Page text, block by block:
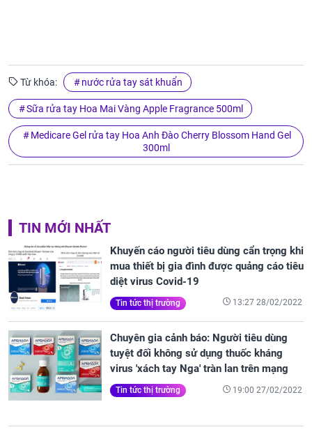
Từ khóa: nước rửa tay sát khuẩn
Sữa rửa tay Hoa Mai Vàng Apple Fragrance 500ml
Medicare Gel rửa tay Hoa Anh Đào Cherry Blossom Hand Gel
300ml
TIN MỚI NHẤT
Khuyến cáo người tiêu dùng cẩn trọng khi
mua thiết bị gia đình được quảng cáo tiêu
diệt virus Covid-19
Tin tức thị trường 13:27 28/02/2022
Chuyên gia cảnh báo: Người tiêu dùng
tuyệt đối không sử dụng thuốc kháng
virus 'xách tay Nga' tràn lan trên mạng
Tin tức thị trường 19:00 27/02/2022